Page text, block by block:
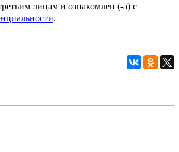
лицам и ознакомлен (-а) c
.